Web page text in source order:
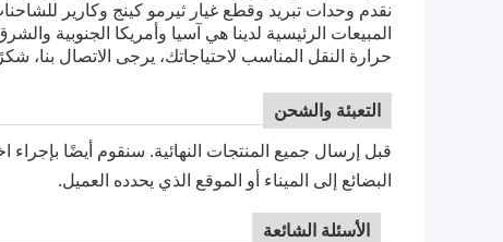
نقدم وحدات تبريد وقطع غيار ثيرمو كينج وكارير
المبيعات الرئيسية لدينا هي آسيا وأمريكا الجنوبية
حرارة النقل المناسب لاحتياجاتك، يرجى الاتصال بنا،
التعبئة والشحن
قبل إرسال جميع المنتجات النهائية. سنقوم أيضًا بإجراء
البضائع إلى الميناء أو الموقع الذي يحدده العميل.
الأسئلة الشائعة